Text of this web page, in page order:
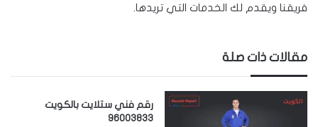
فريقنا ويقدم لك الخدمات التي تريدها.
مقالات ذات صلة
رقم فني ستلايت بالكويت
96003833